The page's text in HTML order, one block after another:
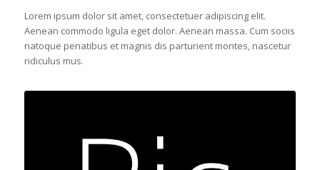
Lorem ipsum dolor sit amet, consectetuer adipiscing elit.
Aenean commodo ligula eget dolor. Aenean massa. Cum sociis
natoque penatibus et magnis dis parturient montes, nascetur
ridiculus mus.